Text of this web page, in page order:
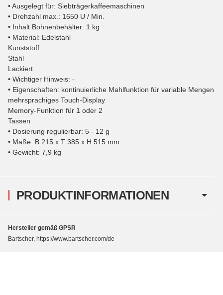
PRODUKTINFORMATIONEN
• Ausgelegt für: Siebträgerkaffeemaschinen
• Drehzahl max.: 1650 U / Min.
• Inhalt Bohnenbehälter: 1 kg
• Material: Edelstahl
Kunststoff
Stahl
Lackiert
• Wichtiger Hinweis: -
• Eigenschaften: kontinuierliche Mahlfunktion für variable Mengen
mehrsprachiges Touch-Display
Memory-Funktion für 1 oder 2
Tassen
• Dosierung regulierbar: 5 - 12 g
• Maße: B 215 x T 385 x H 515 mm
• Gewicht: 7,9 kg
Hersteller gemäß GPSR
Bartscher, https://www.bartscher.com/de